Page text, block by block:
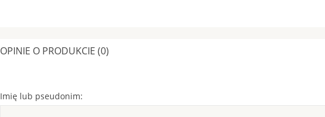
OPINIE O PRODUKCIE (0)
Imię lub pseudonim: